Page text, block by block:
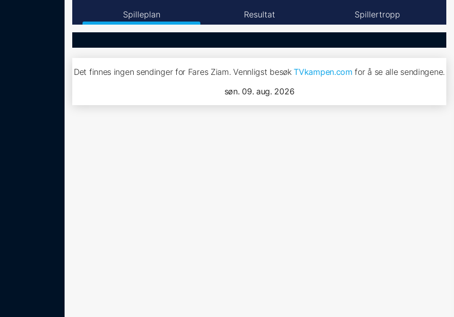
Spilleplan Resultat Spillertropp
Det finnes ingen sendinger for Fares Ziam. Vennligst besøkTVkampen.com for å se alle sendingene.
søn. 09. aug. 2026